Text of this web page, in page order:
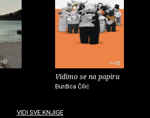
Vidimo se na papiru
Đurđica Čilić
VIDI SVE KNJIGE